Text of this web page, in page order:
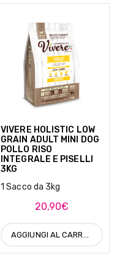
VIVERE HOLISTIC LOW
GRAIN ADULT MINI DOG
POLLO RISO
INTEGRALE E PISELLI
3KG
1 Sacco da 3kg
20,90€